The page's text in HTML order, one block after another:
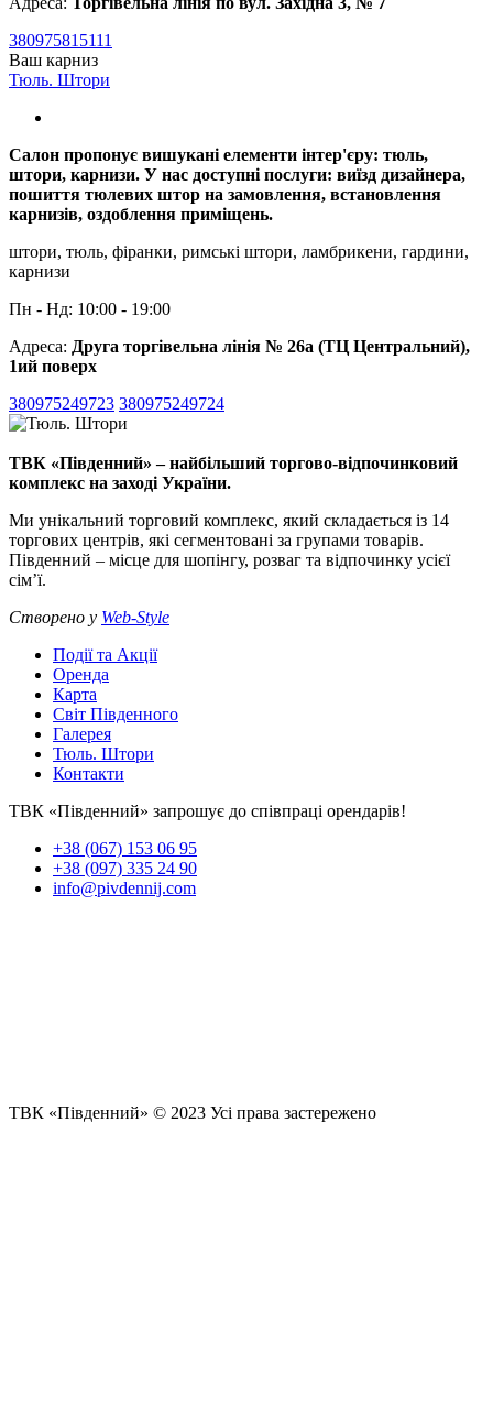
380975815111
Ваш карниз
Тюль. Штори
Салон пропонує вишукані елементи інтер'єру: тюль,
штори, карнизи. У нас доступні послуги: виїзд дизайнера,
пошиття тюлевих штор на замовлення, встановлення
карнизів, оздоблення приміщень.
штори, тюль, фіранки, римські штори, ламбрикени, гардини,
карнизи
Пн - Нд: 10:00 - 19:00
Адреса: Друга торгівельна лінія № 26а (ТЦ Центральний),
1ий поверх
380975249723 380975249724
ТВК «Південний» – найбільший торгово-відпочинковий
комплекс на заході України.
Ми унікальний торговий комплекс, який складається із 14
торгових центрів, які сегментовані за групами товарів.
Південний – місце для шопінгу, розваг та відпочинку усієї
сім’ї.
Створено у Web-Style
Події та Акції
Оренда
Карта
Світ Південного
Галерея
Тюль. Штори
Контакти
ТВК «Південний» запрошує до співпраці орендарів!
+38 (067) 153 06 95
+38 (097) 335 24 90
info@pivdennij.com
ТВК «Південний» © 2023 Усі права застережено